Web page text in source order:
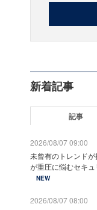
新着記事
記事
2026/08/07 09:00
未曾有のトレンド
が重圧に悩むセキ
NEW
2026/08/07 08:00